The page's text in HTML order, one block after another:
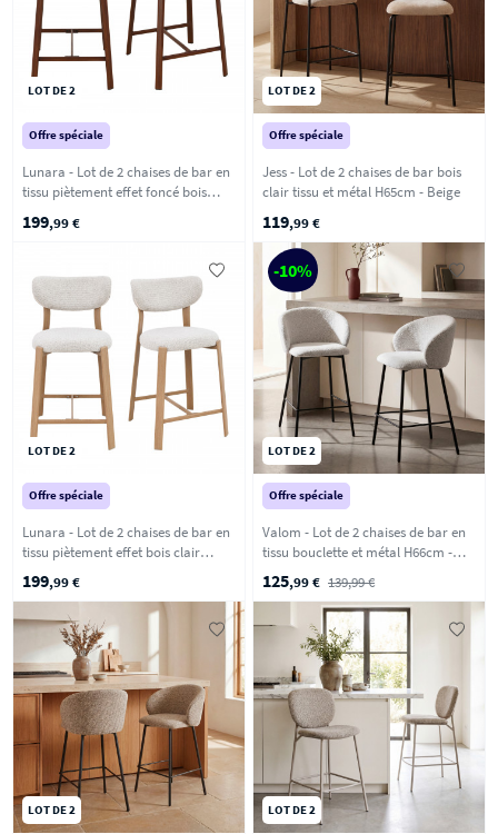
LOT DE 2
Offre spéciale
Lunara - Lot de 2 chaises de bar en
tissu piètement effet foncé bois
199,99 €
LOT DE 2
Offre spéciale
Jess - Lot de 2 chaises de bar bois
clair tissu et métal H65cm - Beige
119,99 €
LOT DE 2
Offre spéciale
Lunara - Lot de 2 chaises de bar en
tissu piètement effet bois clair
199,99 €
-10%
LOT DE 2
Offre spéciale
Valom - Lot de 2 chaises de bar en
tissu bouclette et métal H66cm -
Écru chiné
125,99 € 139,99 €
LOT DE 2 LOT DE 2